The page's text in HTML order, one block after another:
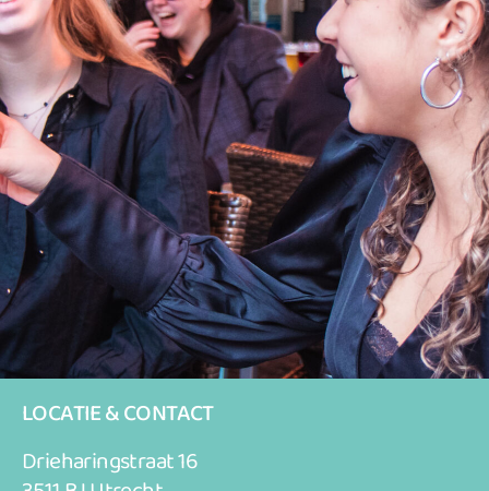
LOCATIE & CONTACT
Drieharingstraat 16